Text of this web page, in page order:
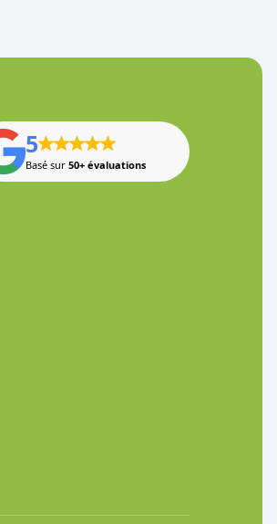
5
Basé sur 50+ évaluations